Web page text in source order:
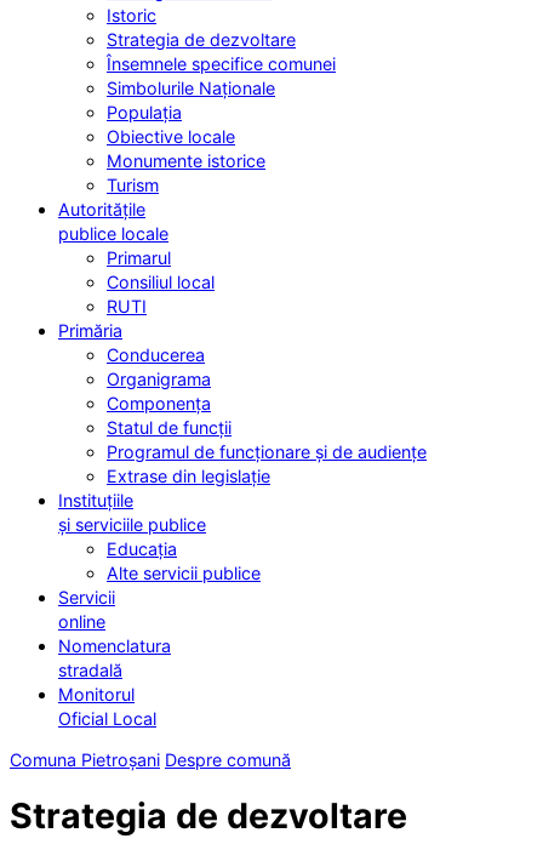
Istoric
Strategia de dezvoltare
Însemnele specifice comunei
Simbolurile Naționale
Populația
Obiective locale
Monumente istorice
Turism
Autoritățile
publice locale
Primarul
Consiliul local
RUTI
Primăria
Conducerea
Organigrama
Componența
Statul de funcții
Programul de funcționare și de audiențe
Extrase din legislație
Instituțiile
și serviciile publice
Educația
Alte servicii publice
Servicii
online
Nomenclatura
stradală
Monitorul
Oficial Local
Comuna Pietroșani Despre comună
Strategia de dezvoltare